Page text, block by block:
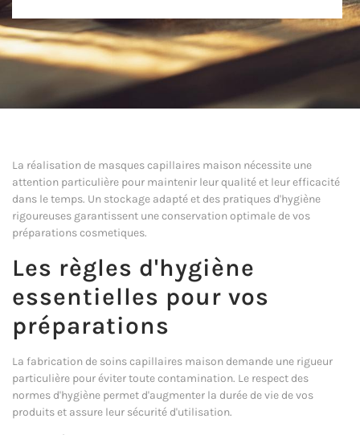
La réalisation de masques capillaires maison nécessite une
attention particulière pour maintenir leur qualité et leur efficacité
dans le temps. Un stockage adapté et des pratiques d'hygiène
rigoureuses garantissent une conservation optimale de vos
préparations cosmetiques.
Les règles d'hygiène
essentielles pour vos
préparations
La fabrication de soins capillaires maison demande une rigueur
particulière pour éviter toute contamination. Le respect des
normes d'hygiène permet d'augmenter la durée de vie de vos
produits et assure leur sécurité d'utilisation.